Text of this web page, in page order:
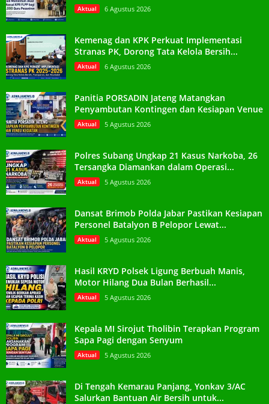
Aktual 6 Agustus 2026
Kemenag dan KPK Perkuat Implementasi
Stranas PK, Dorong Tata Kelola Bersih...
Aktual 6 Agustus 2026
Panitia PORSADIN Jateng Matangkan
Penyambutan Kontingen dan Kesiapan Venue
Aktual 5 Agustus 2026
Polres Subang Ungkap 21 Kasus Narkoba, 26
Tersangka Diamankan dalam Operasi...
Aktual 5 Agustus 2026
Dansat Brimob Polda Jabar Pastikan Kesiapan
Personel Batalyon B Pelopor Lewat...
Aktual 5 Agustus 2026
Hasil KRYD Polsek Ligung Berbuah Manis,
Motor Hilang Dua Bulan Berhasil...
Aktual 5 Agustus 2026
Kepala MI Sirojut Tholibin Terapkan Program
Sapa Pagi dengan Senyum
Aktual 5 Agustus 2026
Di Tengah Kemarau Panjang, Yonkav 3/AC
Salurkan Bantuan Air Bersih untuk...